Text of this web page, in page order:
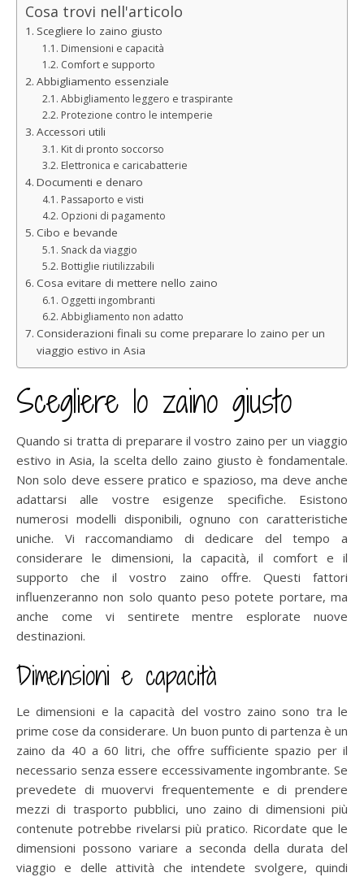
Cosa trovi nell'articolo
Scegliere lo zaino giusto
Dimensioni e capacità
Comfort e supporto
Abbigliamento essenziale
Abbigliamento leggero e traspirante
Protezione contro le intemperie
Accessori utili
Kit di pronto soccorso
Elettronica e caricabatterie
Documenti e denaro
Passaporto e visti
Opzioni di pagamento
Cibo e bevande
Snack da viaggio
Bottiglie riutilizzabili
Cosa evitare di mettere nello zaino
Oggetti ingombranti
Abbigliamento non adatto
Considerazioni finali su come preparare lo zaino per un
viaggio estivo in Asia
Scegliere lo zaino giusto
Quando si tratta di preparare il vostro zaino per un viaggio
estivo in Asia, la scelta dello zaino giusto è fondamentale.
Non solo deve essere pratico e spazioso, ma deve anche
adattarsi alle vostre esigenze specifiche. Esistono
numerosi modelli disponibili, ognuno con caratteristiche
uniche. Vi raccomandiamo di dedicare del tempo a
considerare le dimensioni, la capacità, il comfort e il
supporto che il vostro zaino offre. Questi fattori
influenzeranno non solo quanto peso potete portare, ma
anche come vi sentirete mentre esplorate nuove
destinazioni.
Dimensioni e capacità
Le dimensioni e la capacità del vostro zaino sono tra le
prime cose da considerare. Un buon punto di partenza è un
zaino da 40 a 60 litri, che offre sufficiente spazio per il
necessario senza essere eccessivamente ingombrante. Se
prevedete di muovervi frequentemente e di prendere
mezzi di trasporto pubblici, uno zaino di dimensioni più
contenute potrebbe rivelarsi più pratico. Ricordate que le
dimensioni possono variare a seconda della durata del
viaggio e delle attività che intendete svolgere, quindi